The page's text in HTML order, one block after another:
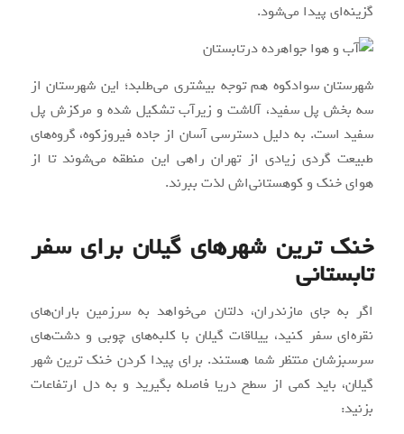
گزینه‌ای پیدا می‌شود.
شهرستان سوادکوه هم توجه بیشتری می‌طلبد؛ این شهرستان از
سه بخش پل‌ سفید، آلاشت و زیرآب تشکیل شده و مرکزش پل‌
سفید است. به دلیل دسترسی آسان از جاده فیروزکوه، گروه‌های
طبیعت‌ گردی زیادی از تهران راهی این منطقه می‌شوند تا از
هوای خنک و کوهستانی‌اش لذت ببرند.
خنک ترین شهرهای گیلان برای سفر
تابستانی
اگر به جای مازندران، دلتان می‌خواهد به سرزمین باران‌های
نقره‌ای سفر کنید، ییلاقات گیلان با کلبه‌های چوبی و دشت‌های
سرسبزشان منتظر شما هستند. برای پیدا کردن خنک ترین شهر
گیلان، باید کمی از سطح دریا فاصله بگیرید و به دل ارتفاعات
بزنید: